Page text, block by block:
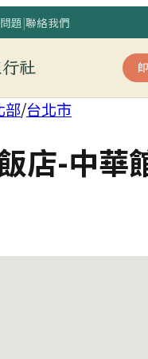
題|聯絡我們
社
部/台北市
店-中華